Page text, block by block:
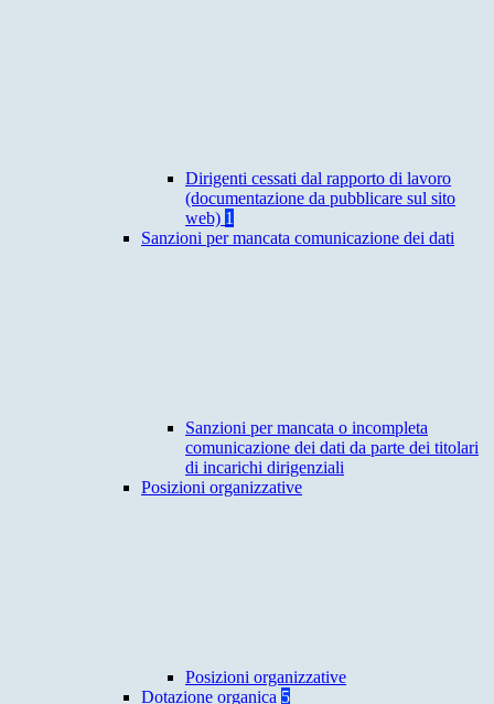
Dirigenti cessati dal rapporto di lavoro
(documentazione da pubblicare sul sito
web) 1
Sanzioni per mancata comunicazione dei dati
Sanzioni per mancata o incompleta
comunicazione dei dati da parte dei titolari
di incarichi dirigenziali
Posizioni organizzative
Posizioni organizzative
Dotazione organica 5